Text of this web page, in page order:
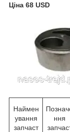
Ціна 68 USD
Наймен
ування
запчаст
ння